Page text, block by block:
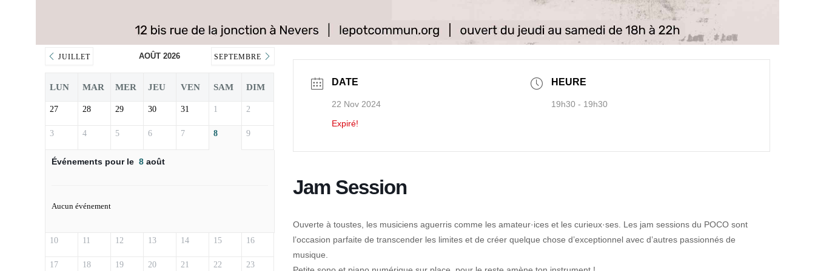
JUILLET AOÛT 2026 SEPTEMBRE
LUN MAR MER JEU VEN SAM DIM
27 28 29 30 31 1 2
3 4 5 6 7 8 9
Événements pour le 8 août
Aucun événement
10 11 12 13 14 15 16
17 18 19 20 21 22 23
DATE
22 Nov 2024
Expiré!
HEURE
19h30 - 19h30
Jam Session
Ouverte à toustes, les musiciens aguerris comme les amateur·ices et les curieux·ses. Les jam sessions du POCO sont
l’occasion parfaite de transcender les limites et de créer quelque chose d’exceptionnel avec d’autres passionnés de
musique.